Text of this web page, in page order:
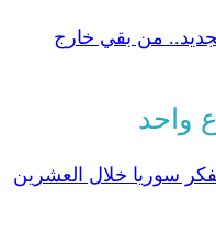
من بقي خارج
واحد
سوريا خلال العشرين